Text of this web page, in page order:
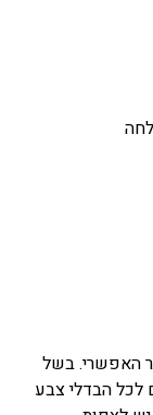
האפשרי. בשל
לכל הבדלי צבע